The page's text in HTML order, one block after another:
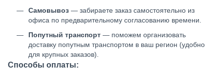
Самовывоз — забираете заказ самостоятельно из
офиса по предварительному согласованию времени.
Попутный транспорт — поможем организовать
доставку попутным транспортом в ваш регион (удобно
для крупных заказов).
Способы оплаты: